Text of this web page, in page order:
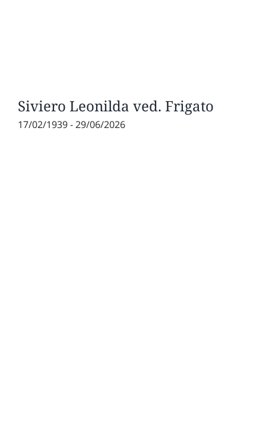
Siviero Leonilda ved. Frigato
17/02/1939 - 29/06/2026